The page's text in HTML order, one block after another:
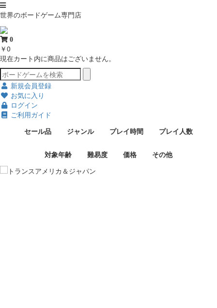
世界のボードゲーム専門店
0
￥0
現在カート内に商品はございません。
新規会員登録
お気に入り
ログイン
ご利用ガイド
セール品
ジャンル プレイ時間 プレイ人数
対象年齢 難易度 価格 その他